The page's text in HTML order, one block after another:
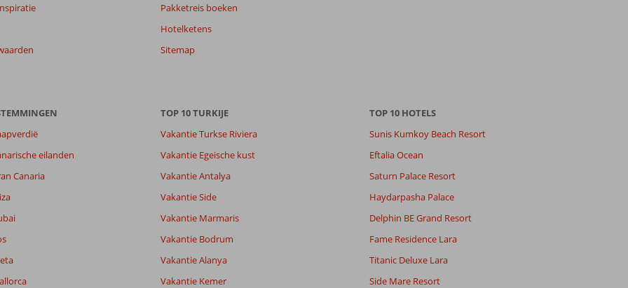
Pakketreis boeken
Hotelketens
Sitemap
eilanden
Canaria
TOP 10 TURKIJE
Vakantie Turkse Riviera
Vakantie Egeische kust
Vakantie Antalya
Vakantie Side
Vakantie Marmaris
Vakantie Bodrum
Vakantie Alanya
Vakantie Kemer
TOP 10 HOTELS
Sunis Kumkoy Beach Resort
Eftalia Ocean
Saturn Palace Resort
Haydarpasha Palace
Delphin BE Grand Resort
Fame Residence Lara
Titanic Deluxe Lara
Side Mare Resort